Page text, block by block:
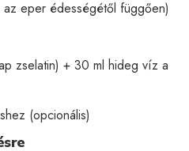
eper édességétől függően)
zselatin) + 30 ml hideg víz a
(opcionális)